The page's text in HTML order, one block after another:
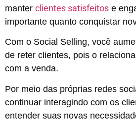
manter clientes satisfeitos e
importante quanto conquistar
Com o Social Selling, você
de reter clientes, pois o
com a venda.
Por meio das próprias redes
continuar interagindo com os
entender suas novas